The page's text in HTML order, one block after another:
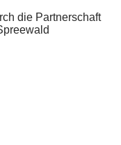
die Partnerschaft